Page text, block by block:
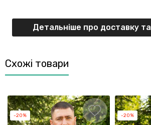
Детальніше про доставку
Схожі товари
-20% -20%